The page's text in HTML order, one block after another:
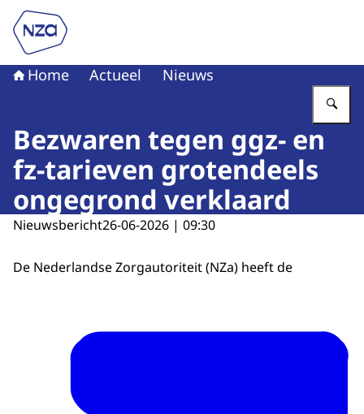
Naar de homepage van Nederlandse Zorgautoriteit
Home Actueel Nieuws
Bezwaren tegen ggz- en
fz-tarieven grotendeels
ongegrond verklaard
Nieuwsbericht26-06-2026 | 09:30
De Nederlandse Zorgautoriteit (NZa) heeft de